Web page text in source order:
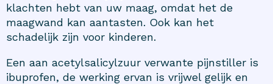
klachten hebt van uw maag, omdat het de
maagwand kan aantasten. Ook kan het
schadelijk zijn voor kinderen.
Een aan acetylsalicylzuur verwante pijnstiller is
ibuprofen, de werking ervan is vrijwel gelijk en